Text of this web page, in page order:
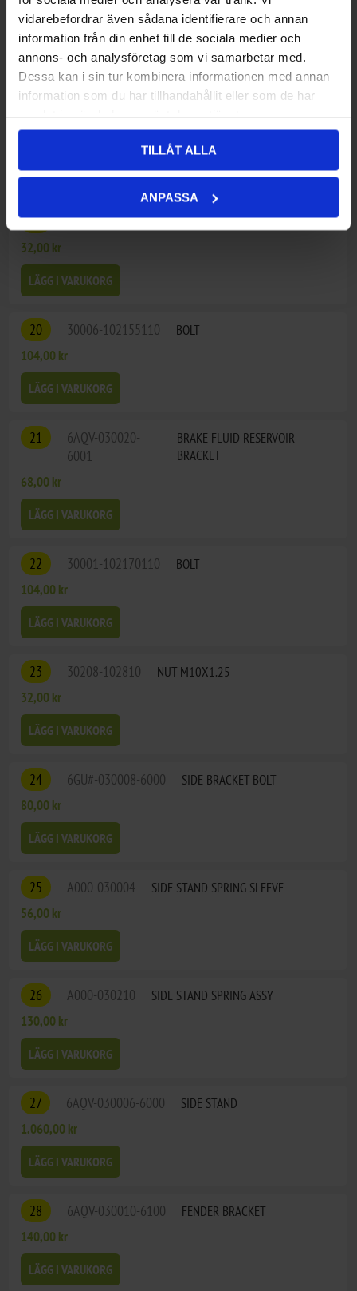
vidarebefordrar även sådana identifierare och annan
information från din enhet till de sociala medier och
annons- och analysföretag som vi samarbetar med.
Dessa kan i sin tur kombinera informationen med annan
information som du har tillhandahållit eller som de har
TILLÅT ALLA
ANPASSA
17 6L30-030091
BOLT M10x60
68,00 kr
LÄGG I VARUKORG
LÄGG I VARUKORG
19 30204-102110
NUT
32,00 kr
LÄGG I VARUKORG
20 30006-102155110
BOLT
104,00 kr
LÄGG I VARUKORG
21
6AQV-030020-
6001
BRAKE FLUID RESERVOIR
BRACKET
68,00 kr
LÄGG I VARUKORG
22 30001-102170110
BOLT
104,00 kr
LÄGG I VARUKORG
23 30208-102810
NUT M10X1.25
32,00 kr
LÄGG I VARUKORG
24 6GU#-030008-6000
SIDE BRACKET BOLT
80,00 kr
LÄGG I VARUKORG
25 A000-030004
SIDE STAND SPRING SLEEVE
56,00 kr
LÄGG I VARUKORG
26 A000-030210
SIDE STAND SPRING ASSY
130,00 kr
LÄGG I VARUKORG
27 6AQV-030006-6000
SIDE STAND
1.060,00 kr
LÄGG I VARUKORG
28 6AQV-030010-6100
FENDER BRACKET
140,00 kr
LÄGG I VARUKORG